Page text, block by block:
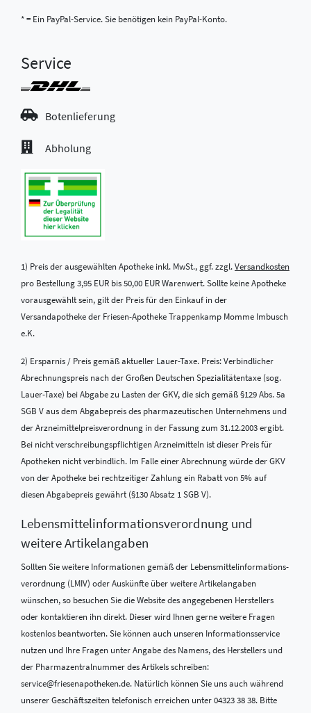
* = Ein PayPal-Service. Sie benötigen kein PayPal-Konto.
Service
Botenlieferung
Abholung
1) Preis der ausgewählten Apotheke inkl. MwSt., ggf. zzgl.Versandkosten
pro Bestellung 3,95 EUR bis 50,00 EUR Warenwert. Sollte keine Apotheke
vorausgewählt sein, gilt der Preis für den Einkauf in der
Versandapotheke der Friesen-Apotheke Trappenkamp Momme Imbusch
e.K.
2) Ersparnis / Preis gemäß aktueller Lauer-Taxe. Preis: Verbindlicher
Abrechnungspreis nach der Großen Deutschen Spezialitätentaxe (sog.
Lauer-Taxe) bei Abgabe zu Lasten der GKV, die sich gemäß §129 Abs. 5a
SGB V aus dem Abgabepreis des pharmazeutischen Unternehmens und
der Arzneimittelpreisverordnung in der Fassung zum 31.12.2003 ergibt.
Bei nicht verschreibungspflichtigen Arzneimitteln ist dieser Preis für
Apotheken nicht verbindlich. Im Falle einer Abrechnung würde der GKV
von der Apotheke bei rechtzeitiger Zahlung ein Rabatt von 5% auf
diesen Abgabepreis gewährt (§130 Absatz 1 SGB V).
Lebensmittel­informations­verordnung und
weitere Artikelangaben
Sollten Sie weitere Informationen gemäß der Lebensmittel­informations­
verordnung (LMIV) oder Auskünfte über weitere Artikelangaben
wünschen, so besuchen Sie die Website des angegebenen Herstellers
oder kontaktieren ihn direkt. Dieser wird Ihnen gerne weitere Fragen
kostenlos beantworten. Sie können auch unseren Informationsservice
nutzen und Ihre Fragen unter Angabe des Namens, des Herstellers und
der Pharmazentralnummer des Artikels schreiben:
service@friesenapotheken.de. Natürlich können Sie uns auch während
unserer Geschäftszeiten telefonisch erreichen unter 04323 38 38. Bitte